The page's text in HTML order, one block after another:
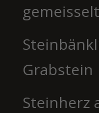
gemeisselt
Grabstein
Steinherz